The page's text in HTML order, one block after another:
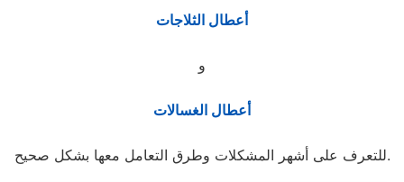
أعطال الثلاجات
و
أعطال الغسالات
للتعرف على أشهر المشكلات وطرق التعامل معها بشكل صحيح.